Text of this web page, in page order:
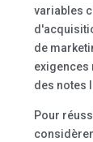
variables
de
exigences
des notes
Pour